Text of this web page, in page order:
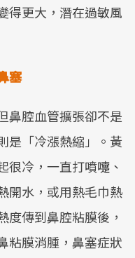
得更大，潛在過敏風
塞
鼻腔血管擴張卻不是
是「冷漲熱縮」。黃
很冷，一直打噴嚏、
開水，或用熱毛巾熱
度傳到鼻腔粘膜後，
粘膜消腫，鼻塞症狀